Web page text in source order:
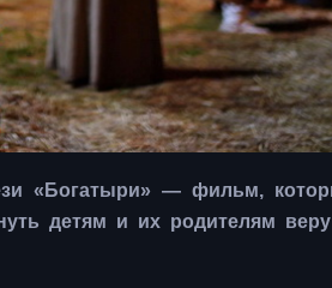
«Богатыри» — фильм,
детям и их родителям веру